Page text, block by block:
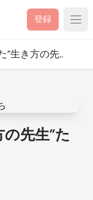
登録
“生き方の先..
先生”た